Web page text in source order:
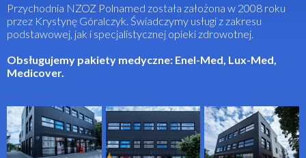
Przychodnia NZOZ Polnamed została założona w 2008 roku
przez Krystynę Góralczyk. Świadczymy usługi z zakresu
podstawowej, jak i specjalistycznej opieki zdrowotnej.
Obsługujemy pakiety medyczne: Enel-Med, Lux-Med,
Medicover.